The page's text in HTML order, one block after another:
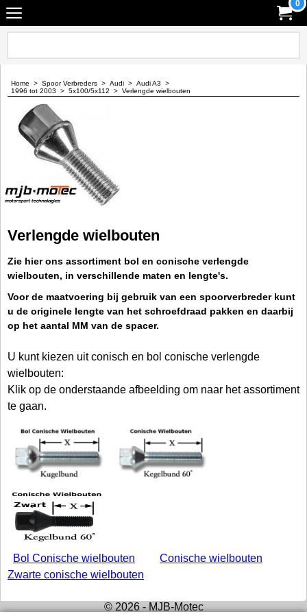
0
Home > Spoor Verbreders > Audi > Audi A3 >
1996 tot 2003 > 5x100/5x112 > Verlengde wielbouten
Verlengde wielbouten
Zie hier ons assortiment bol en conische verlengde
wielbouten, in verschillende maten en lengte's.
Voor de maatvoering bij gebruik van een spoorverbreder kunt
u de originele lengte van het schroefdraad pakken en daarbij
op het aantal MM van de spacer.
U kunt kiezen uit conisch en bol conische verlengde
wielbouten:
Klik op de onderstaande afbeelding om naar het assortiment
te gaan.
Bol Conische wielbouten
Conische wielbouten
Zwarte conische wielbouten
© 2026 - MJB-Motec